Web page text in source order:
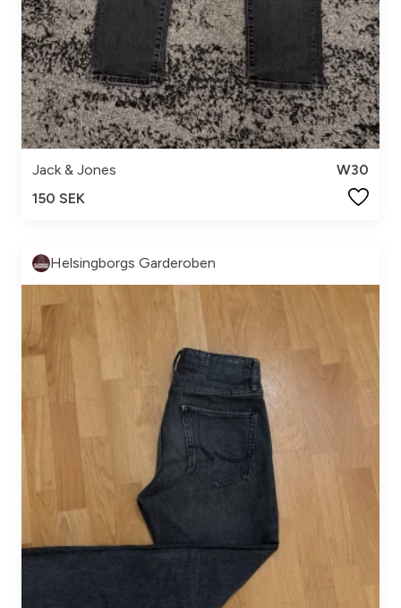
Jack & Jones
W30
150 SEK
Helsingborgs Garderoben